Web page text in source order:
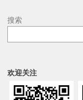
搜索
欢迎关注